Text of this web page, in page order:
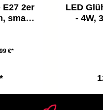
2er
smart,
€*
LED
- 4W,